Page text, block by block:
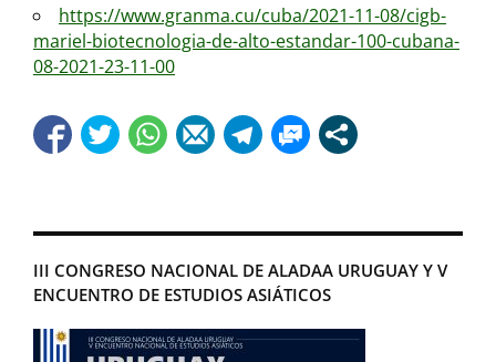
https://www.granma.cu/cuba/2021-11-08/cigb-
mariel-biotecnologia-de-alto-estandar-100-cubana-
08-2021-23-11-00
III CONGRESO NACIONAL DE ALADAA URUGUAY Y V
ENCUENTRO DE ESTUDIOS ASIÁTICOS